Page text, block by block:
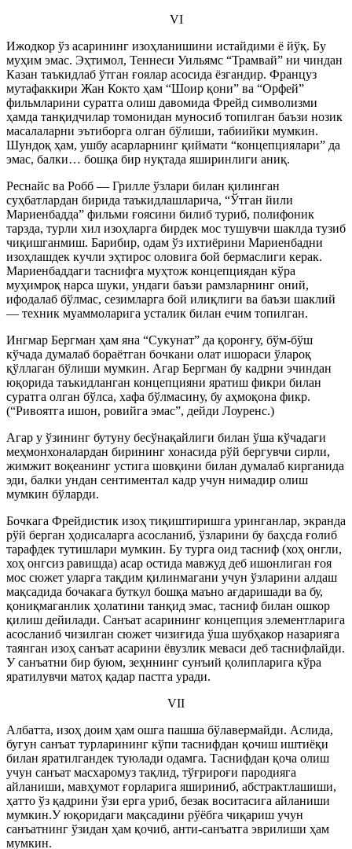
VI
Ижодкор ўз асарининг изоҳланишини истайдими ё йўқ. Бу
муҳим эмас. Эҳтимол, Теннеси Уильямс “Трамвай” ни чиндан
Казан таъкидлаб ўтган ғоялар асосида ёзгандир. Француз
мутафаккири Жан Кокто ҳам “Шоир қони” ва “Орфей”
фильмларини суратга олиш давомида Фрейд символизми
ҳамда танқидчилар томонидан муносиб топилган баъзи нозик
масалаларни эътиборга олган бўлиши, табиийки мумкин.
Шундоқ ҳам, ушбу асарларнинг қиймати “концепциялари” да
эмас, балки… бошқа бир нуқтада яширинлиги аниқ.
Реснайс ва Робб — Грилле ўзлари билан қилинган
суҳбатлардан бирида таъкидлашларича, “Ўтган йили
Мариенбадда” фильми ғоясини билиб туриб, полифоник
тарзда, турли хил изоҳларга бирдек мос тушувчи шаклда тузиб
чиқишганмиш. Барибир, одам ўз ихтиёрини Мариенбадни
изоҳлашдек кучли эҳтирос оловига бой бермаслиги керак.
Мариенбаддаги таснифга муҳтож концепциядан кўра
муҳимроқ нарса шуки, ундаги баъзи рамзларнинг оний,
ифодалаб бўлмас, сезимларга бой илиқлиги ва баъзи шаклий
— техник муаммоларига усталик билан ечим топилган.
Ингмар Бергман ҳам яна “Сукунат” да қоронғу, бўм-бўш
кўчада думалаб бораётган бочкани олат ишораси ўлароқ
қўллаган бўлиши мумкин. Агар Бергман бу кадрни эчиндан
юқорида таъкидланган концепцияни яратиш фикри билан
суратга олган бўлса, хафа бўлмасину, бу аҳмоқона фикр.
(“Ривоятга ишон, ровийга эмас”, дейди Лоуренс.)
Агар у ўзининг бутуну бесўнақайлиги билан ўша кўчадаги
меҳмонхоналардан бирининг хонасида рўй бергувчи сирли,
жимжит воқеанинг устига шовқини билан думалаб кирганида
эди, балки ундан сентиментал кадр учун нимадир олиш
мумкин бўларди.
Бочкага Фрейдистик изоҳ тиқиштиришга уринганлар, экранда
рўй берган ҳодисаларга асосланиб, ўзларини бу баҳсда ғолиб
тарафдек тутишлари мумкин. Бу турга оид тасниф (хоҳ онгли,
хоҳ онгсиз равишда) асар остида мавжуд деб ишонлиган ғоя
мос сюжет уларга тақдим қилинмагани учун ўзларини алдаш
мақсадида бочакага буткул бошқа маъно ағдаришади ва бу,
қониқмаганлик ҳолатини танқид эмас, тасниф билан ошкор
қилиш дейилади. Санъат асарининг концепция элементларига
асосланиб чизилган сюжет чизиғида ўша шубҳакор назарияга
таянган изоҳ санъат асарини ёвузлик меваси деб таснифлайди.
У санъатни бир буюм, зеҳннинг сунъий қолипларига кўра
яратилувчи матоҳ қадар пастга уради.
VII
Албатта, изоҳ доим ҳам ошга пашша бўлавермайди. Аслида,
бугун санъат турларининг кўпи таснифдан қочиш иштиёқи
билан яратилгандек туюлади одамга. Таснифдан қоча олиш
учун санъат масхаромуз тақлид, тўғрироғи пародияга
айланиши, мавҳумот ғорларига яшириниб, абстрактлашиши,
ҳатто ўз қадрини ўзи ерга уриб, безак воситасига айланиши
мумкин.У юқоридаги мақсадини рўёбга чиқариш учун
санъатнинг ўзидан ҳам қочиб, анти-санъатга эврилиши ҳам
мумкин.